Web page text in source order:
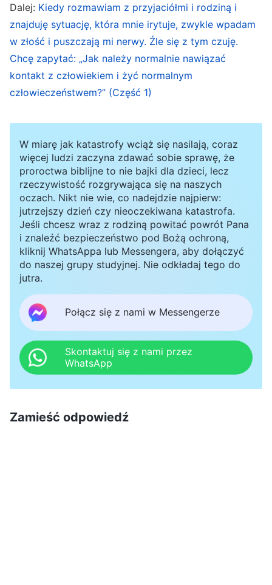
uganiać, ale decyzja o tym, czy jest ona tobą
zainteresowana i czy może stać się twoim
partnerem, nie należy do ciebie. Przedmiotem
twoich uczuć niekoniecznie jest osoba, z którą
będziesz mógł dzielić swoje życie, a tymczasem
partnerem, staje się najważniejszym elementem
twojego przeznaczenia, twoją drugą połówką, z
którą twój los jest nierozerwalnie związany. I tak,
chociaż na świecie są miliony małżeństw, każde
jest inne: wiele małżeństw jest
niezadowalających, wiele jest szczęśliwych,
wiele spina Wschód i Zachód albo Północ i
Południe, wiele z nich to doskonale dobrane
pary, wiele jest równych pod względem
pochodzenia, wiele jest szczęśliwych i
harmonijnych, wiele jest bolesnych i smutnych,
wiele wzbudza zazdrość, wiele jest źle
i w rozpaczy… W tych niezliczonych
Dalej: Kiedy rozmawiam z przyjaciółmi i rodziną i
znajduję sytuację, która mnie irytuje, zwykle wpadam
w złość i puszczają mi nerwy. Źle się z tym czuję.
Chcę zapytać: „Jak należy normalnie nawiązać
kontakt z człowiekiem i żyć normalnym
człowieczeństwem?” (Część 1)
W miarę jak katastrofy wciąż się nasilają, coraz
więcej ludzi zaczyna zdawać sobie sprawę, że
proroctwa biblijne to nie bajki dla dzieci, lecz
rzeczywistość rozgrywająca się na naszych
oczach. Nikt nie wie, co nadejdzie najpierw:
jutrzejszy dzień czy nieoczekiwana katastrofa.
Jeśli chcesz wraz z rodziną powitać powrót Pana
i znaleźć bezpieczeństwo pod Bożą ochroną,
kliknij WhatsAppa lub Messengera, aby dołączyć
do naszej grupy studyjnej. Nie odkładaj tego do
jutra.
Połącz się z nami w Messengerze
Skontaktuj się z nami przez
WhatsApp
Zamieść odpowiedź